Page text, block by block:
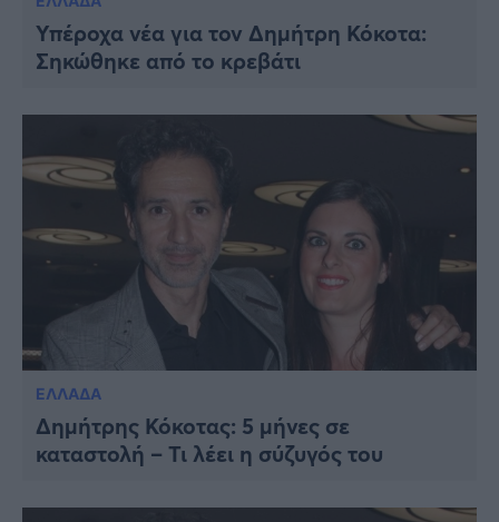
Υπέροχα νέα για τον Δημήτρη Κόκοτα:
Σηκώθηκε από το κρεβάτι
ΕΛΛΑΔΑ
Δημήτρης Κόκοτας: 5 μήνες σε
καταστολή – Τι λέει η σύζυγός του